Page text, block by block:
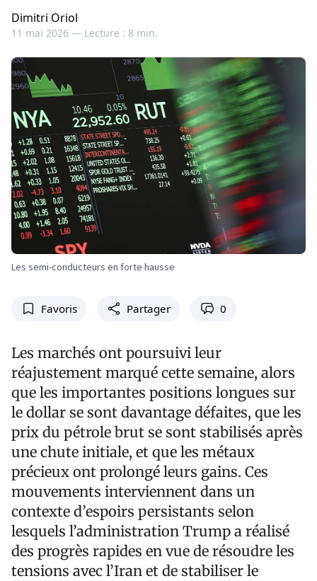
Dimitri Oriol
11 mai 2026 — Lecture : 8 min.
Les semi-conducteurs en forte hausse
Favoris Partager 0
Les marchés ont poursuivi leur
réajustement marqué cette semaine, alors
que les importantes positions longues sur
le dollar se sont davantage défaites, que les
prix du pétrole brut se sont stabilisés après
une chute initiale, et que les métaux
précieux ont prolongé leurs gains. Ces
mouvements interviennent dans un
contexte d’espoirs persistants selon
lesquels l’administration Trump a réalisé
des progrès rapides en vue de résoudre les
tensions avec l’Iran et de stabiliser le